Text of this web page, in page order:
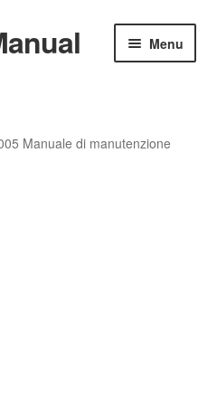
Menu
Manuale di manutenzione